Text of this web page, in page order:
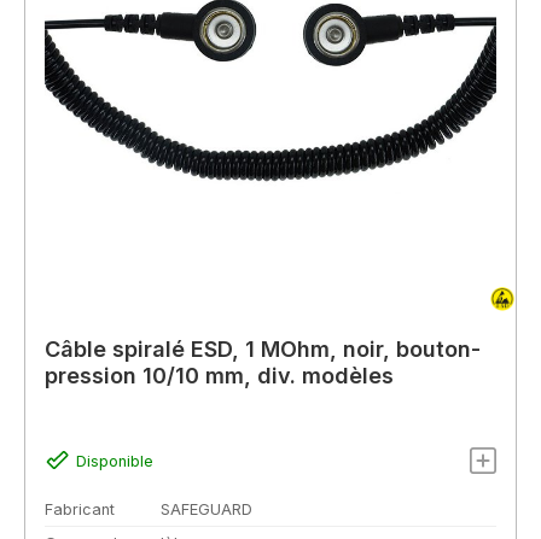
Câble spiralé ESD, 1 MOhm, noir, bouton-
pression 10/10 mm, div. modèles
Disponible
Fabricant
SAFEGUARD